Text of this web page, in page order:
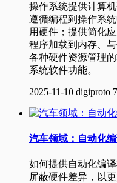
操作系统提供计算
遵循编程到操作系
用硬件；提供简化
程序加载到内存、
各种硬件资源管理
系统软件功能。
2025-11-10 digiproto
汽车领域：自动化
如何提供自动化编
屏蔽硬件差异，以